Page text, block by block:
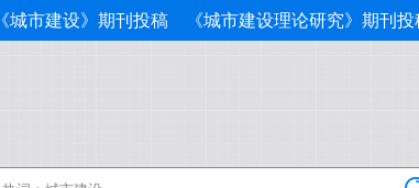
《城市建设》期刊投稿 《城市建设理论研究》期刊投